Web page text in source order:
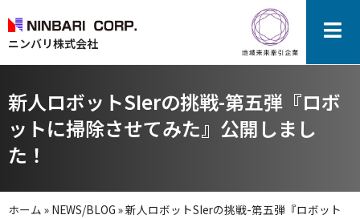
ニンバリ株式会社
新人ロボットSIerの挑戦-第五弾『ロボ
ットに掃除させてみた』公開しまし
た！
ホーム » NEWS/BLOG »新人ロボットSIerの挑戦-第五弾『ロボット